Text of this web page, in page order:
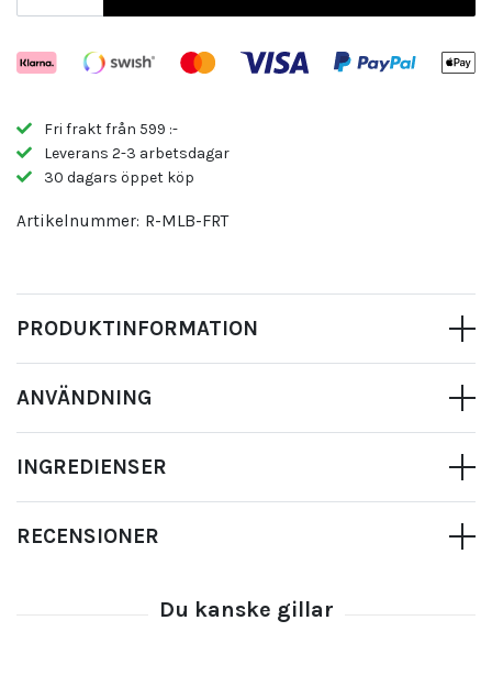
Fri frakt från 599 :-
Leverans 2-3 arbetsdagar
30 dagars öppet köp
Artikelnummer: R-MLB-FRT
PRODUKTINFORMATION
ANVÄNDNING
INGREDIENSER
RECENSIONER